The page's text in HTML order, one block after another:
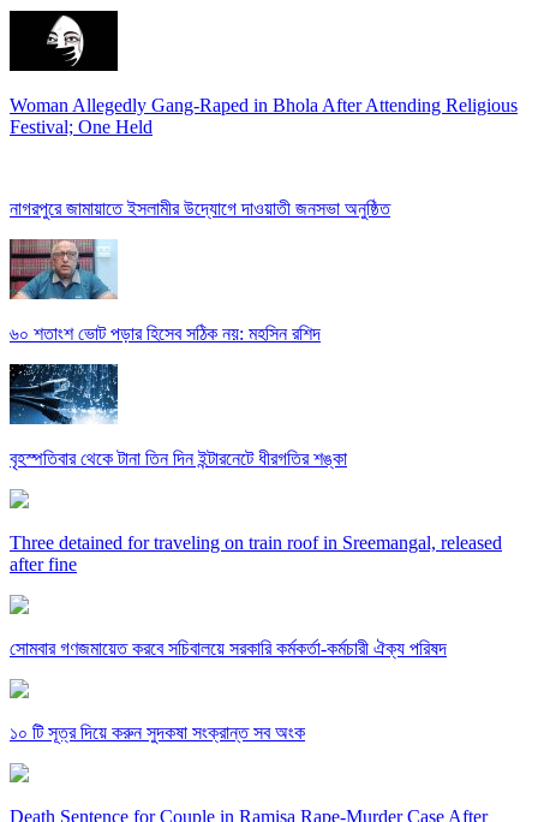
Woman Allegedly Gang-Raped in Bhola After Attending Religious
Festival; One Held
নাগরপুরে জামায়াতে ইসলামীর উদ্যোগে দাওয়াতী জনসভা অনুষ্ঠিত
৬০ শতাংশ ভোট পড়ার হিসেব সঠিক নয়: মহসিন রশিদ
বৃহস্পতিবার থেকে টানা তিন দিন ইন্টারনেটে ধীরগতির শঙ্কা
Three detained for traveling on train roof in Sreemangal, released
after fine
সোমবার গণজমায়েত করবে সচিবালয়ে সরকারি কর্মকর্তা-কর্মচারী ঐক্য পরিষদ
১০ টি সূত্র দিয়ে করুন সুদকষা সংক্রান্ত সব অংক
Death Sentence for Couple in Ramisa Rape-Murder Case After